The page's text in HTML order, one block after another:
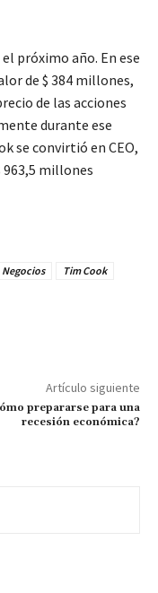
próximo año. En ese
de $ 384 millones,
de las acciones
durante ese
se convirtió en CEO,
963,5 millones
Negocios Tim Cook
Artículo siguiente
prepararse para una
recesión económica?